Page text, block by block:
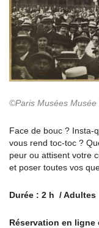
©Paris Musées
Face de bouc ? Insta-
vous rend toc-toc ?
peur ou attisent votre
et poser toutes vos
Durée : 2 h / Adultes
Réservation en